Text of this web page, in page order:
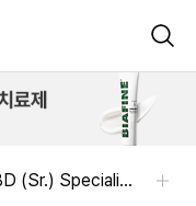
한국에자이주식회사-한국에자이 Market Access Specialist 채용
(유)한국비엠에스제약-NPP & BD (Sr.) Specialist, CSE&BD (Fixed)